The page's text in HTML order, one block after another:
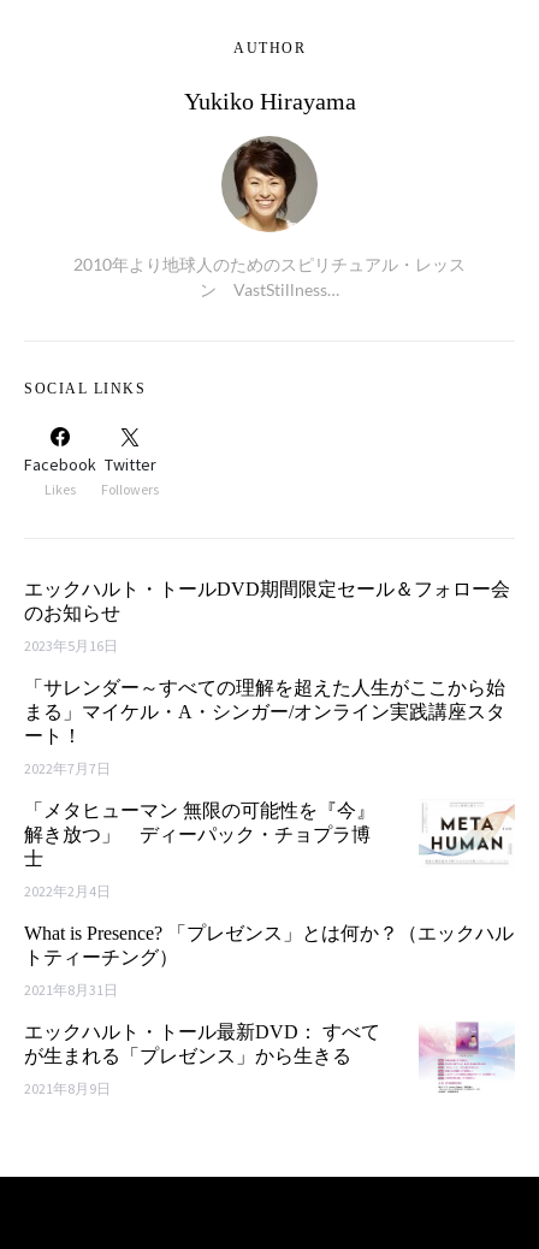
AUTHOR
Yukiko Hirayama
2010年より地球人のためのスピリチュアル・レッス
ン VastStillness…
SOCIAL LINKS
Facebook
Likes
Twitter
Followers
エックハルト・トールDVD期間限定セール＆フォロー会
のお知らせ
2023年5月16日
「サレンダー～すべての理解を超えた人生がここから始
まる」マイケル・A・シンガー/オンライン実践講座スタ
ート！
2022年7月7日
「メタヒューマン 無限の可能性を『今』
解き放つ」 ディーパック・チョプラ博
士
2022年2月4日
What is Presence? 「プレゼンス」とは何か？（エックハル
トティーチング）
2021年8月31日
エックハルト・トール最新DVD： すべて
が生まれる「プレゼンス」から生きる
2021年8月9日